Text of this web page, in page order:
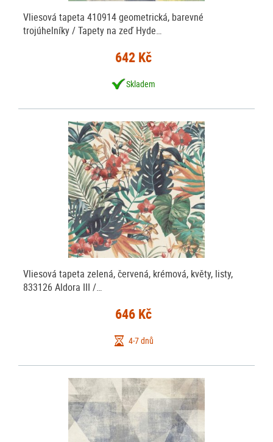
Vliesová tapeta 410914 geometrická, barevné
trojúhelníky / Tapety na zeď Hyde…
642 Kč
Skladem
Vliesová tapeta zelená, červená, krémová, květy, listy,
833126 Aldora III /…
646 Kč
4-7 dnů